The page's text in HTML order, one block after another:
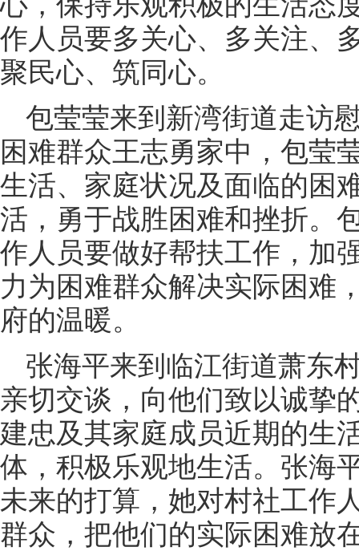
作人员要多关心、多关注、
聚民心、筑同心。
包莹莹来到新湾街道走访
困难群众王志勇家中，包莹
生活、家庭状况及面临的困
活，勇于战胜困难和挫折。
作人员要做好帮扶工作，加
力为困难群众解决实际困难
府的温暖。
张海平来到临江街道萧东
亲切交谈，向他们致以诚挚
建忠及其家庭成员近期的生
体，积极乐观地生活。张海
未来的打算，她对村社工作
群众，把他们的实际困难放